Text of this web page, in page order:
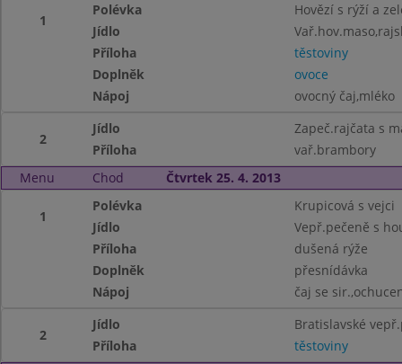
1
Polévka
Hovězí s rýží a
Jídlo
Příloha
těstoviny
Doplněk
ovoce
Nápoj
ovocný čaj,mléko
2
Jídlo
Zapeč.rajčata s
Příloha
vař.brambory
Menu
Chod Čtvrtek 25. 4. 2013
1
Polévka
Krupicová s vejci
Jídlo
Vepř.pečeně s
Příloha
dušená rýže
Doplněk
přesnídávka
Nápoj
čaj se
2
Jídlo
Bratislavské
Příloha
těstoviny